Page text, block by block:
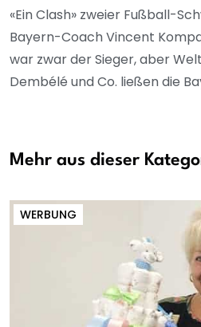
«Ein Clash» zweier Fußball-
Bayern-Coach Vincent
war zwar der Sieger, aber
Dembélé und Co. ließen die
Mehr aus dieser
WERBUNG